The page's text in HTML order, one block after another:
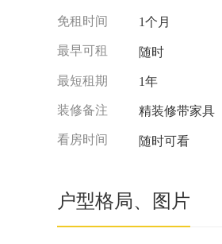
免租时间 1个月
最早可租 随时
最短租期 1年
装修备注 精装修带家具
看房时间 随时可看
户型格局、图片